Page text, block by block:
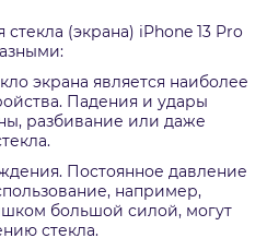
(экрана) iPhone 13 Pro
экрана является наиболее
Падения и удары
разбивание или даже
Постоянное давление
например,
большой силой, могут
стекла.